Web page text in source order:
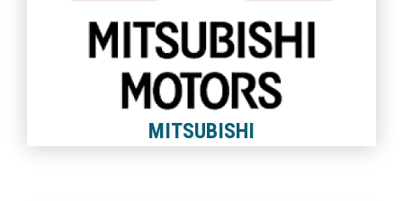
MITSUBISHI